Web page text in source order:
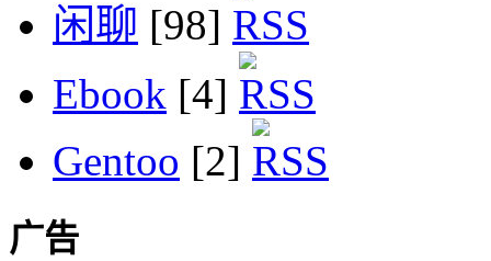
闲聊 [98]
Ebook [4]
Gentoo [2]
广告